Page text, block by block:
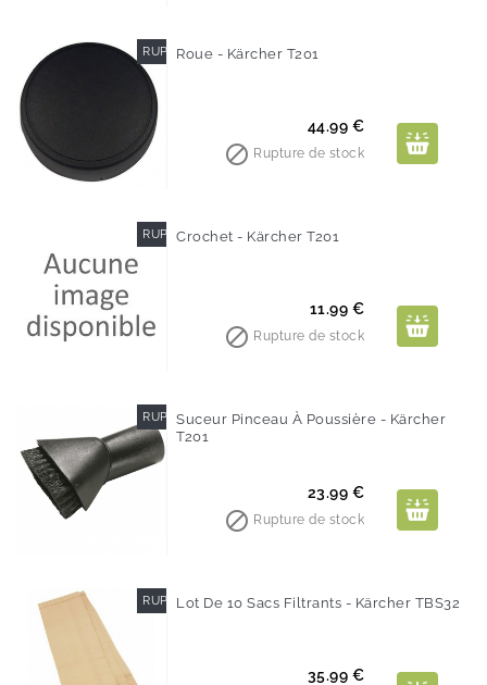
RUPTURE DE STOCK
Roue - Kärcher T201
Prix
44.99 €
 Rupture de stock
RUPTURE DE STOCK
Crochet - Kärcher T201
Prix
11.99 €
 Rupture de stock
RUPTURE DE STOCK
Suceur Pinceau À Poussière - Kärcher
T201
Prix
23.99 €
 Rupture de stock
RUPTURE DE STOCK
Lot De 10 Sacs Filtrants - Kärcher TBS32
Prix
35.99 €